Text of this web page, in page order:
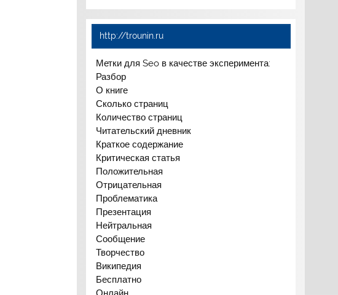
http://trounin.ru
Метки для Seo в качестве эксперимента:
Разбор
О книге
Сколько страниц
Количество страниц
Читательский дневник
Краткое содержание
Критическая статья
Положительная
Отрицательная
Проблематика
Презентация
Нейтральная
Сообщение
Творчество
Википедия
Бесплатно